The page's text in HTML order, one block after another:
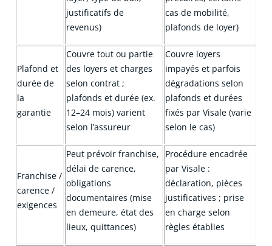
justificatifs de
revenus)
cas de mobilité,
plafonds de loyer)
Plafond et
durée de
la
garantie
Couvre tout ou partie
des loyers et charges
selon contrat ;
plafonds et durée (ex.
12–24 mois) varient
selon l’assureur
Couvre loyers
impayés et parfois
dégradations selon
plafonds et durées
fixés par Visale (varie
selon le cas)
Franchise /
carence /
exigences
Peut prévoir franchise,
délai de carence,
obligations
documentaires (mise
en demeure, état des
lieux, quittances)
Procédure encadrée
par Visale :
déclaration, pièces
justificatives ; prise
en charge selon
règles établies